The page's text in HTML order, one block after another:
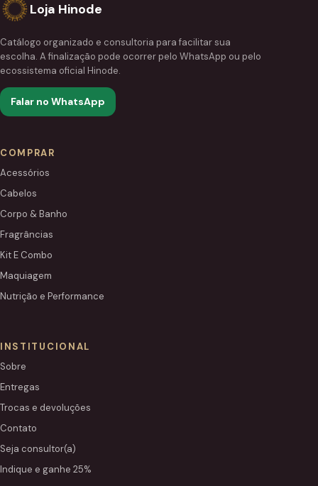
Loja Hinode
Catálogo organizado e consultoria para facilitar sua
escolha. A finalização pode ocorrer pelo WhatsApp ou pelo
ecossistema oficial Hinode.
Falar no WhatsApp
COMPRAR
Acessórios
Cabelos
Corpo & Banho
Fragrâncias
Kit E Combo
Maquiagem
Nutrição e Performance
INSTITUCIONAL
Sobre
Entregas
Trocas e devoluções
Contato
Seja consultor(a)
Indique e ganhe 25%